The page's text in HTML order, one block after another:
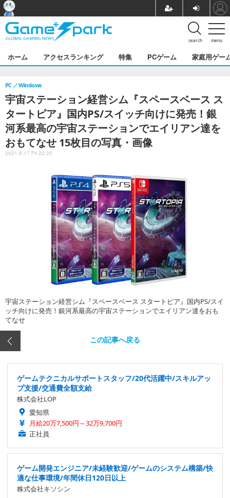
menu
search
ホーム アクセスランキング 特集 PCゲーム 家庭用ゲー
宇宙ステーション経営シム『スペースベース ス
タートピア』国内PS/スイッチ向けに発売！銀
河系最高の宇宙ステーションでエイリアン達を
おもてなせ 15枚目の写真・画像
PC Windows
2021.9.17 Fri 22:20
宇宙ステーション経営シム『スペースベース スタートピア』国内PS/スイ
ッチ向けに発売！銀河系最高の宇宙ステーションでエイリアン達をおも
てなせ
この記事へ戻る
ゲームテクニカルサポートスタッフ/20代活躍中/スキルアッ
プ支援/交通費全額支給
株式会社LOP
愛知県
月給20万7,500円～32万9,700円
正社員
ゲーム開発エンジニア/未経験歓迎/ゲームのシステム構築/快
適な仕事環境/年間休日120日以上
株式会社キソシン